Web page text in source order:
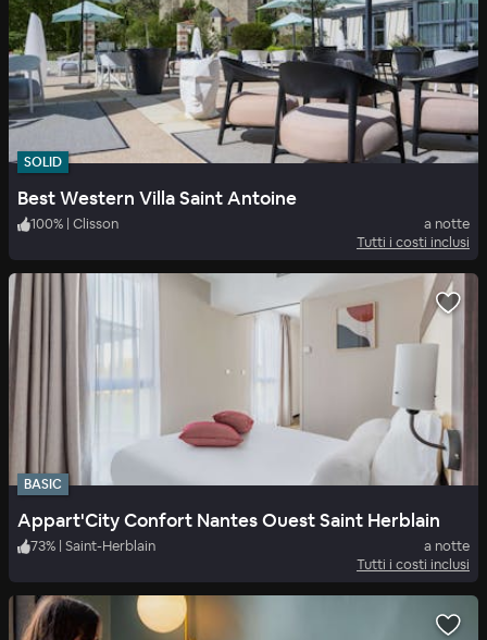
SOLID
Best Western Villa Saint Antoine
100% | Clisson
a notte
Tutti i costi inclusi
BASIC
Appart'City Confort Nantes Ouest Saint Herblain
73% | Saint-Herblain
a notte
Tutti i costi inclusi